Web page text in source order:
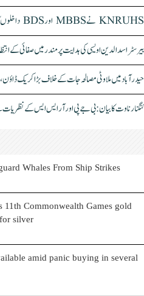
KNRUHS نے MBBS اور BDS داخلوں کا نوٹیفکیشن جاری کر دیا
بیرسٹر اسدالدین اویسی کی ہدایت پر مندر میں صفائی کے
حیدرآباد میں ملاوٹی مصالحہ جات کے خلاف بڑا کریک ڈاؤن، 25 ٹن سے زائد مصالحے ضبط، 3 گرفتار
کنگنا رناوت کا بیان: بی جے پی اور آر ایس ایس کے نظریات
Whales From Ship Strikes
Commonwealth Games gold
silver
amid panic buying in several